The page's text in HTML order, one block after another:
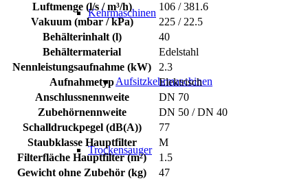
Kehrmaschinen
Aufsitzkehrmaschinen
Trockensauger
Luftmenge (l/s / m³/h)
106 / 381.6
Vakuum (mbar / kPa)
225 / 22.5
Behälterinhalt (l)
40
Behältermaterial
Edelstahl
Nennleistungsaufnahme (kW)
2.3
Aufnahmetyp
Elektrisch
Anschlussnennweite
DN 70
Zubehörnennweite
DN 50 / DN 40
Schalldruckpegel (dB(A))
77
Staubklasse Hauptfilter
M
Filterfläche Hauptfilter (m²)
1.5
Gewicht ohne Zubehör (kg)
47